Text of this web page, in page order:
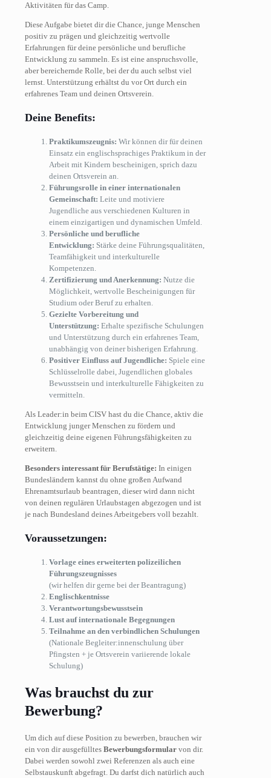
Aktivitäten für das Camp.
Diese Aufgabe bietet dir die Chance, junge Menschen
positiv zu prägen und gleichzeitig wertvolle
Erfahrungen für deine persönliche und berufliche
Entwicklung zu sammeln. Es ist eine anspruchsvolle,
aber bereichernde Rolle, bei der du auch selbst viel
lernst. Unterstützung erhältst du vor Ort durch ein
erfahrenes Team und deinen Ortsverein.
Deine Benefits:
Praktikumszeugnis: Wir können dir für deinen
Einsatz ein englischsprachiges Praktikum in der
Arbeit mit Kindern bescheinigen, sprich dazu
deinen Ortsverein an.
Führungsrolle in einer internationalen
Gemeinschaft: Leite und motiviere
Jugendliche aus verschiedenen Kulturen in
einem einzigartigen und dynamischen Umfeld.
Persönliche und berufliche
Entwicklung: Stärke deine Führungsqualitäten,
Teamfähigkeit und interkulturelle
Kompetenzen.
Zertifizierung und Anerkennung: Nutze die
Möglichkeit, wertvolle Bescheinigungen für
Studium oder Beruf zu erhalten.
Gezielte Vorbereitung und
Unterstützung: Erhalte spezifische Schulungen
und Unterstützung durch ein erfahrenes Team,
unabhängig von deiner bisherigen Erfahrung.
Positiver Einfluss auf Jugendliche: Spiele eine
Schlüsselrolle dabei, Jugendlichen globales
Bewusstsein und interkulturelle Fähigkeiten zu
vermitteln.
Als Leader:in beim CISV hast du die Chance, aktiv die
Entwicklung junger Menschen zu fördern und
gleichzeitig deine eigenen Führungsfähigkeiten zu
erweitern.
Besonders interessant für Berufstätige: In einigen
Bundesländern kannst du ohne großen Aufwand
Ehrenamtsurlaub beantragen, dieser wird dann nicht
von deinen regulären Urlaubstagen abgezogen und ist
je nach Bundesland deines Arbeitgebers voll bezahlt.
Voraussetzungen:
Vorlage eines erweiterten polizeilichen
Führungszeugnisses
(wir helfen dir gerne bei der Beantragung)
Englischkentnisse
Verantwortungsbewusstsein
Lust auf internationale Begegnungen
Teilnahme an den verbindlichen Schulungen
(Nationale Begleiter:innenschulung über
Pfingsten + je Ortsverein variierende lokale
Schulung)
Was brauchst du zur
Bewerbung?
Um dich auf diese Position zu bewerben, brauchen wir
ein von dir ausgefülltes Bewerbungsformular von dir.
Dabei werden sowohl zwei Referenzen als auch eine
Selbstauskunft abgefragt. Du darfst dich natürlich auch